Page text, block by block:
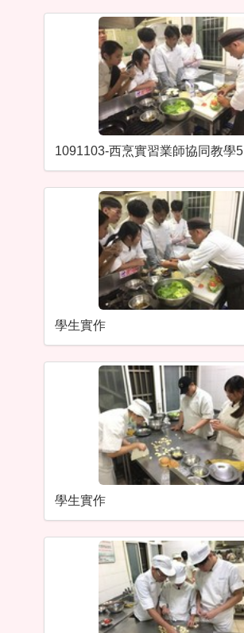
1091103-西烹實習業師協同教學5
學生實作
學生實作